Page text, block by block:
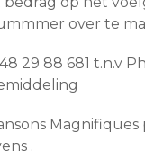
over te
29 88 681 t.n.v
.